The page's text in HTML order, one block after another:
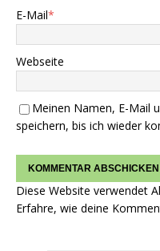
E-Mail*
Webseite
Meinen Namen, E-Mail
speichern, bis ich wieder
Diese Website verwendet
Erfahre, wie deine